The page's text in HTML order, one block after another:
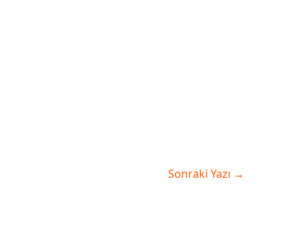
Sonraki Yazı →